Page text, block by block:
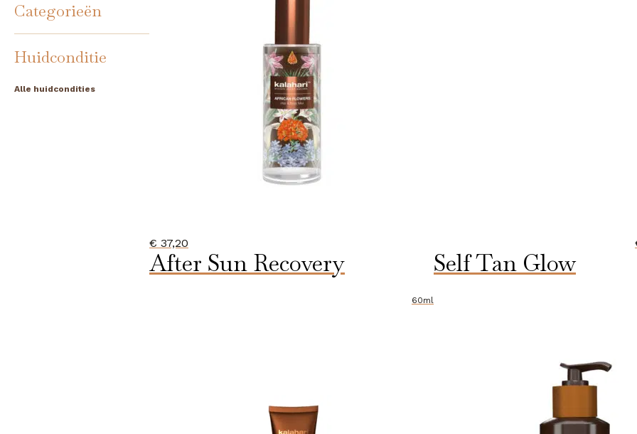
Categorieën
Huidconditie
Alle huidcondities
€ 37,20
After Sun Recovery
60ml
Self Tan Glow